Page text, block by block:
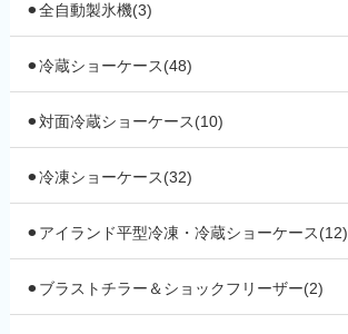
⚫︎全自動製氷機(3)
⚫︎冷蔵ショーケース(48)
⚫︎対面冷蔵ショーケース(10)
⚫︎冷凍ショーケース(32)
⚫︎アイランド平型冷凍・冷蔵ショーケース(12)
⚫︎ブラストチラー＆ショックフリーザー(2)